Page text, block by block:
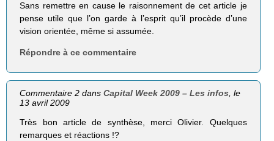
Sans remettre en cause le raisonnement de cet article je
pense utile que l’on garde à l’esprit qu’il procède d’une
vision orientée, même si assumée.
Répondre à ce commentaire
Commentaire 2 dansCapital Week 2009 – Les infos, le
13 avril 2009
Très bon article de synthèse, merci Olivier. Quelques
remarques et réactions !?